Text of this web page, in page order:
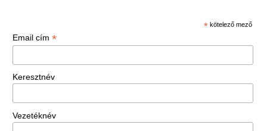
* kötelező mező
Email cím *
Keresztnév
Vezetéknév